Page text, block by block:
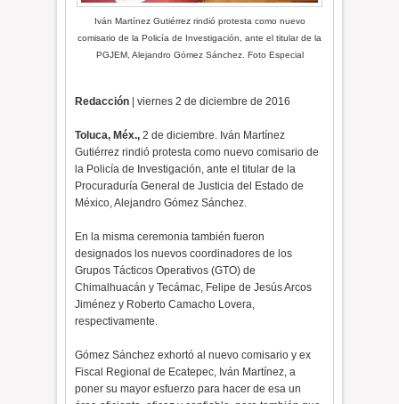
Iván Martínez Gutiérrez rindió protesta como nuevo
comisario de la Policía de Investigación, ante el titular de la
PGJEM, Alejandro Gómez Sánchez. Foto Especial
Redacción | viernes 2 de diciembre de 2016
Toluca, Méx.,2 de diciembre. Iván Martínez
Gutiérrez rindió protesta como nuevo comisario de
la Policía de Investigación, ante el titular de la
Procuraduría General de Justicia del Estado de
México, Alejandro Gómez Sánchez.
En la misma ceremonia también fueron
designados los nuevos coordinadores de los
Grupos Tácticos Operativos (GTO) de
Chimalhuacán y Tecámac, Felipe de Jesús Arcos
Jiménez y Roberto Camacho Lovera,
respectivamente.
Gómez Sánchez exhortó al nuevo comisario y ex
Fiscal Regional de Ecatepec, Iván Martínez, a
poner su mayor esfuerzo para hacer de esa un